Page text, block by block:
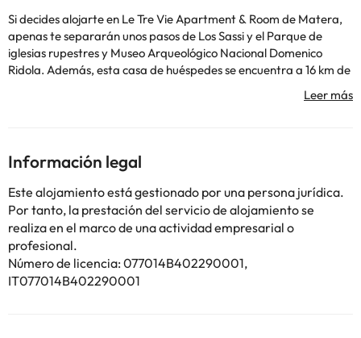
Si decides alojarte en Le Tre Vie Apartment & Room de Matera,
apenas te separarán unos pasos de Los Sassi y el Parque de
iglesias rupestres y Museo Arqueológico Nacional Domenico
Ridola. Además, esta casa de huéspedes se encuentra a 16 km de
Castel del Monte y a 0,1 km de Iglesia de Santa María de Idris.
Aprovecha los prácticos servicios que se te ofrecen, como
habitaciones con televisión de pantalla plana. Las habitaciones
disponen de balcón o patio. La conexión a Internet de alta
velocidad por cable (gratuita) te mantendrá en contacto con los
tuyos; también podrás ver tu programa favorito en el televisor
con canales por cable. El baño privado con ducha está provisto
de artículos de higiene personal gratuitos y secadores de pelo.
Información legal
Este alojamiento está gestionado por una persona jurídica.
Por tanto, la prestación del servicio de alojamiento se
realiza en el marco de una actividad empresarial o
profesional.
Número de licencia: 077014B402290001,
IT077014B402290001